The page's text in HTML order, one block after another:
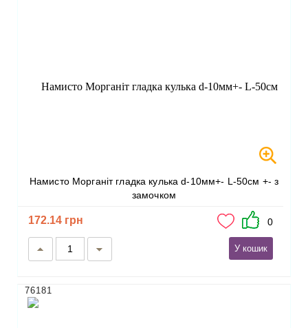
Намисто Морганіт гладка кулька d-10мм+- L-50см +- з
замочком
172.14 грн 0
У кошик
76181